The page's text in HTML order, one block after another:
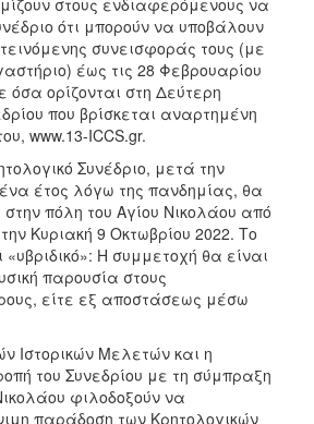
ότι μπορούν να υποβάλουν
συνεισφοράς τους (με
έως τις 28 Φεβρουαρίου
ορίζονται στη Δεύτερη
που βρίσκεται αναρτημένη
www.13-ICCS.gr.
Συνέδριο, μετά την
έτος λόγω της πανδημίας, θα
πόλη του Αγίου Νικολάου από
Κυριακή 9 Οκτωβρίου 2022. Το
«υβριδικό»: Η συμμετοχή θα είναι
παρουσία στους
είτε εξ αποστάσεως μέσω
Ιστορικών Μελετών και η
του Συνεδρίου με τη σύμπραξη
φιλοδοξούν να
παράδοση των Κρητολογικών